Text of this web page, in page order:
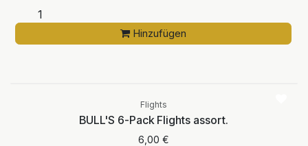
Hinzufügen
Flights
BULL'S 6-Pack Flights assort.
6,00 €